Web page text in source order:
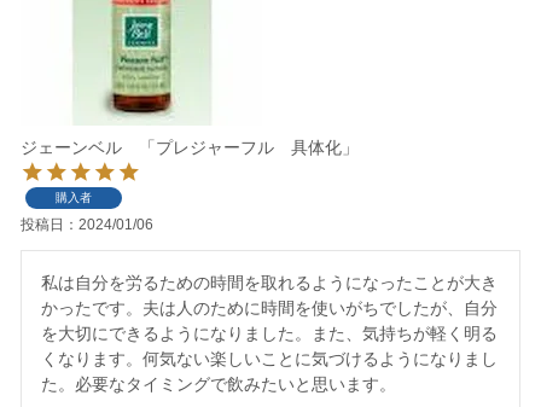
ジェーンベル 「プレジャーフル 具体化」
購入者
投稿日 2024/01/06
私は自分を労るための時間を取れるようになったことが大き
かったです。夫は人のために時間を使いがちでしたが、自分
を大切にできるようになりました。また、気持ちが軽く明る
くなります。何気ない楽しいことに気づけるようになりまし
た。必要なタイミングで飲みたいと思います。